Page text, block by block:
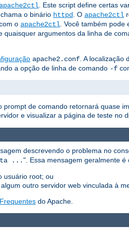
apache2ctl . Este script define certas
o binário httpd . O apache2ctl
o apache2ctl . Você também
quaisquer argumentos da linha de
apache2.conf . A
a opção de linha de comando -f
de comando retornará quase
e visualizar a página de teste no
descrevendo o problema no
...". Essa mensagem geralmente
usuário root; ou
outro servidor web vinculada à
do Apache.